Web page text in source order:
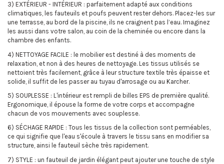
3) EXTÉRIEUR - INTÉRIEUR : parfaitement adapté aux conditions
climatiques, les fauteuils et poufs peuvent rester dehors. Placez-les sur
une terrasse, au bord de la piscine, ils ne craignent pas l’eau. Imaginez
les aussi dans votre salon, au coin de la cheminée ou encore dans la
chambre des enfants.
4) NETTOYAGE FACILE : le mobilier est destiné à des moments de
relaxation, et non à des heures de nettoyage. Les tissus utilisés se
nettoient très facilement, grâce à leur structure textile très épaisse et
solide, il suffit de les passer au tuyau d'arrosage ou au Karcher.
5) SOUPLESSE : L'intérieur est rempli de billes EPS de première qualité.
Ergonomique, il épouse la forme de votre corps et accompagne
chacun de vos mouvements avec souplesse.
6) SÉCHAGE RAPIDE : Tous les tissus de la collection sont perméables,
ce qui signifie que l'eau s'écoule à travers le tissu sans en modifier sa
structure, ainsi le fauteuil sèche très rapidement.
7) STYLE : un fauteuil de jardin élégant peut ajouter une touche de style